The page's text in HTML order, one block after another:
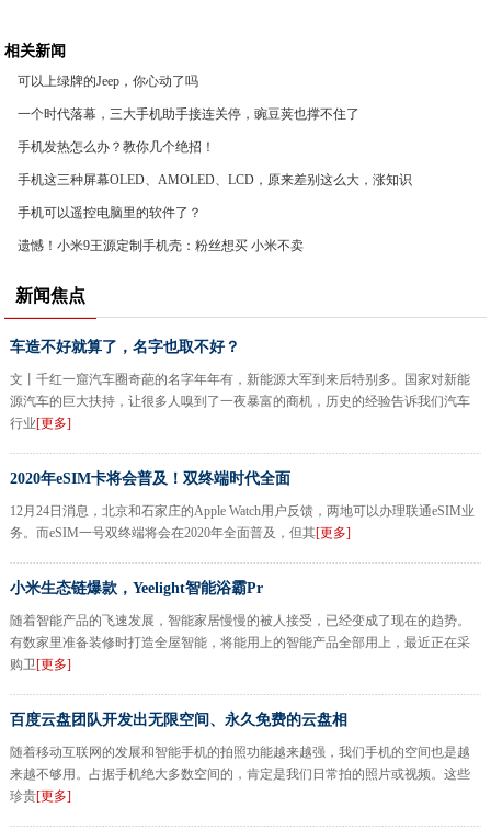
相关新闻
可以上绿牌的Jeep，你心动了吗
一个时代落幕，三大手机助手接连关停，豌豆荚也撑不住了
手机发热怎么办？教你几个绝招！
手机这三种屏幕OLED、AMOLED、LCD，原来差别这么大，涨知识
了
手机可以遥控电脑里的软件了？
遗憾！小米9王源定制手机壳：粉丝想买 小米不卖
新闻焦点
车造不好就算了，名字也取不好？
文丨千红一窟汽车圈奇葩的名字年年有，新能源大军到来后特别多。国家对新能
源汽车的巨大扶持，让很多人嗅到了一夜暴富的商机，历史的经验告诉我们汽车
行业[更多]
2020年eSIM卡将会普及！双终端时代全面
12月24日消息，北京和石家庄的Apple Watch用户反馈，两地可以办理联通eSIM业
务。而eSIM一号双终端将会在2020年全面普及，但其[更多]
小米生态链爆款，Yeelight智能浴霸Pr
随着智能产品的飞速发展，智能家居慢慢的被人接受，已经变成了现在的趋势。
有数家里准备装修时打造全屋智能，将能用上的智能产品全部用上，最近正在采
购卫[更多]
百度云盘团队开发出无限空间、永久免费的云盘相
随着移动互联网的发展和智能手机的拍照功能越来越强，我们手机的空间也是越
来越不够用。占据手机绝大多数空间的，肯定是我们日常拍的照片或视频。这些
珍贵[更多]